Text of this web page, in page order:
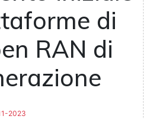
di
RAN di
2023